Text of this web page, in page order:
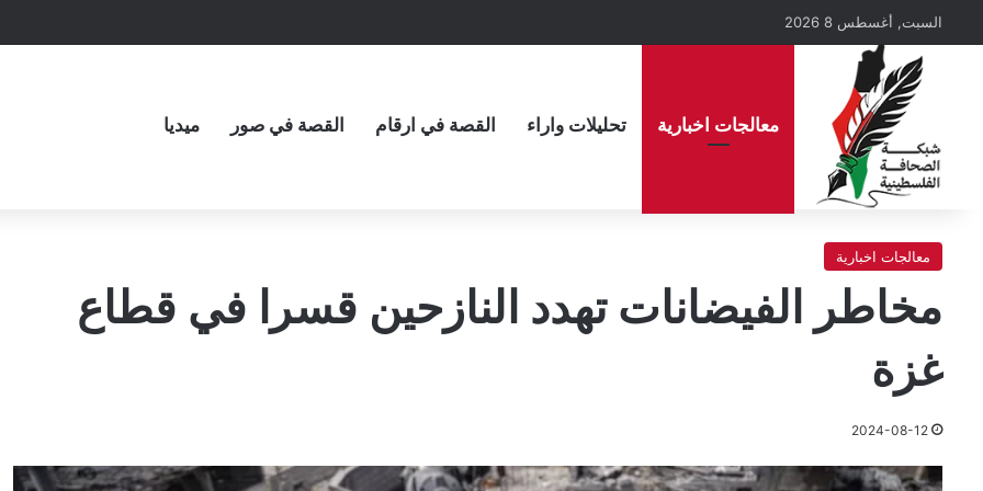
السبت, أغسطس 8 2026
معالجات اخبارية تحليلات واراء القصة في ارقام القصة في صور ميديا
معالجات اخبارية
مخاطر الفيضانات تهدد النازحين قسرا في قطاع
غزة
2024-08-12